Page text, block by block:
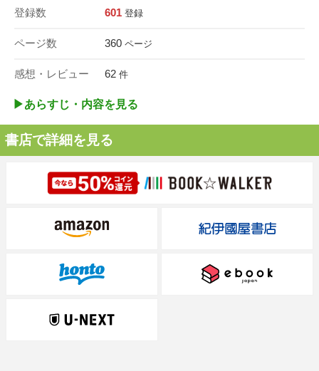
登録数 601 登録
ページ数 360 ページ
感想・レビュー 62 件
▶︎あらすじ・内容を見る
書店で詳細を見る